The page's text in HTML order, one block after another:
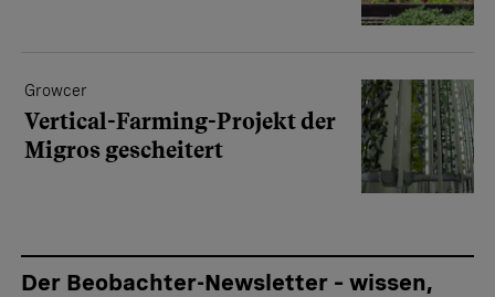
Growcer
Vertical-Farming-Projekt der
Migros gescheitert
Der Beobachter-Newsletter – wissen,